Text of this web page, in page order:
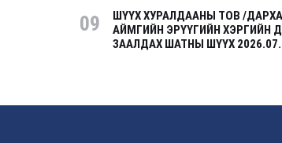
09
ШҮҮХ ХУРАЛДААНЫ ТОВ /
АЙМГИЙН ЭРҮҮГИЙН ХЭРГИЙН
ЗААЛДАХ ШАТНЫ ШҮҮХ